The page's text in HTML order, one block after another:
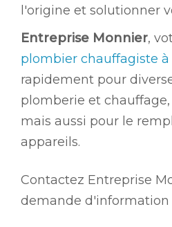
l'origine et solutionner
Entreprise Monnier,
plombier chauffagiste à
rapidement pour
plomberie et
mais aussi pour le
appareils.
Contactez Entreprise
demande d'information